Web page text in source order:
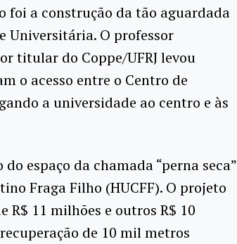
a construção da tão aguardada
Universitária. O professor
titular do Coppe/UFRJ levou
o acesso entre o Centro de
a universidade ao centro e às
espaço da chamada “perna seca”
Fraga Filho (HUCFF). O projeto
11 milhões e outros R$ 10
de 10 mil metros